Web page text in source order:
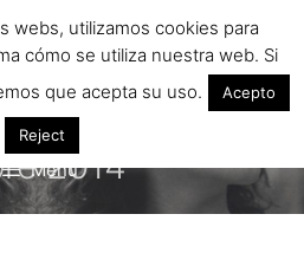
Menú
2014
webs, utilizamos cookies para
cómo se utiliza nuestra web. Si
que acepta su uso.
Acepto
Reject